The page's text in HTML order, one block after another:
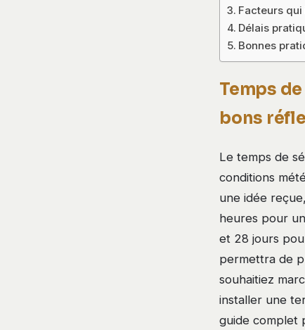
Facteurs
Délais
Bonnes
Temps
bons
Le temps de
conditions
une idée
heures pour
et 28 jours
permettra de
souhaitiez
installer une
guide complet